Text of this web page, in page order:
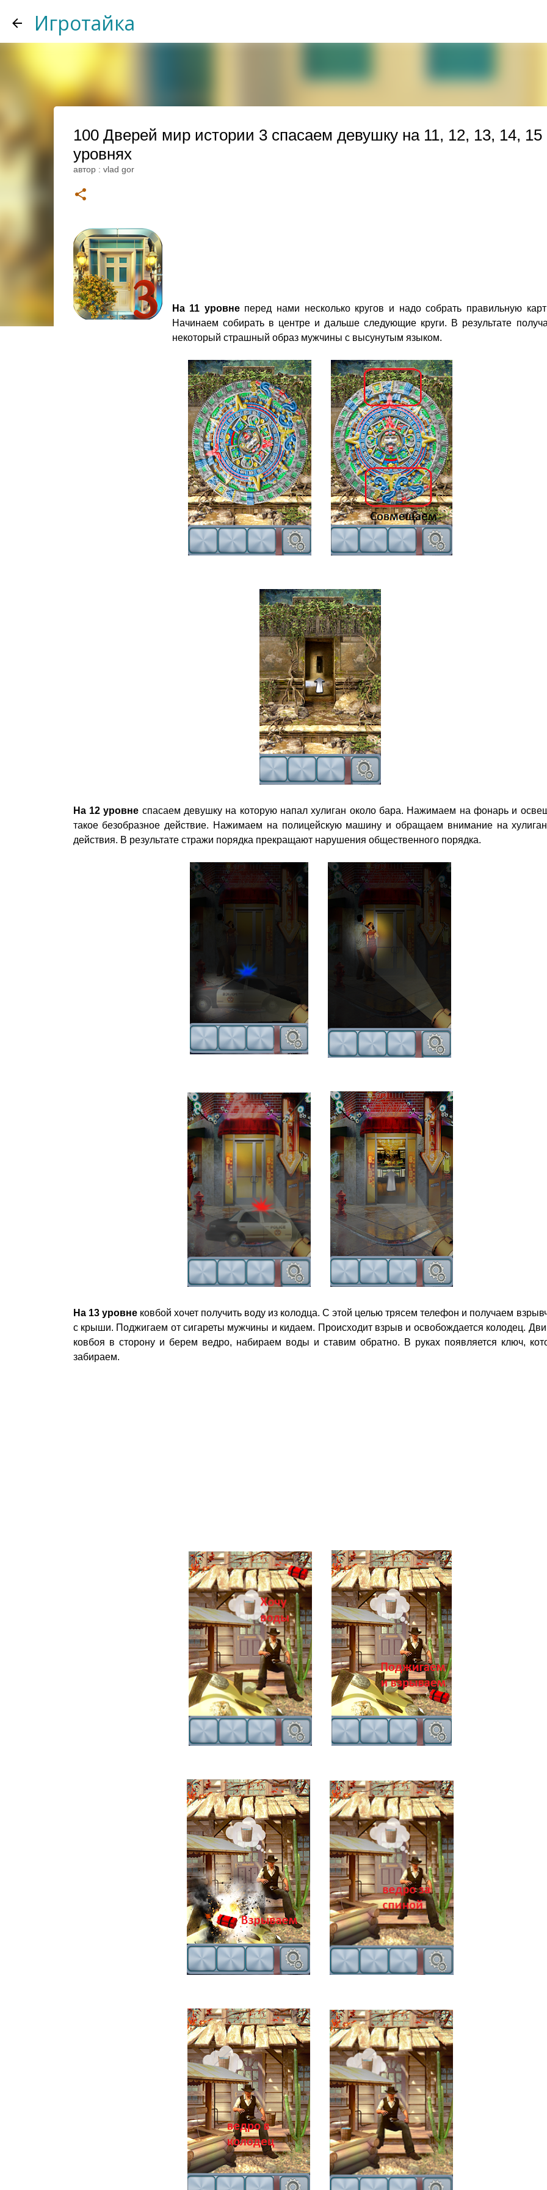
Игротайка
100 Дверей мир истории 3 спасаем девушку на 11, 12, 13, 14, 15
уровнях
автор : vlad gor
На 11 уровнеперед нами несколько кругов и надо собрать правильную
Начинаем собирать в центре и дальше следующие круги. В результате
некоторый страшный образ мужчины с высунутым языком.
На 12 уровне спасаем девушку на которую напал хулиган около бара. Нажимаем на фонарь и
такое безобразное действие. Нажимаем на полицейскую машину и обращаем внимание на
действия. В результате стражи порядка прекращают нарушения общественного порядка.
На 13 уровнековбой хочет получить воду из колодца. С этой целью трясем телефон и получаем
с крыши. Поджигаем от сигареты мужчины и кидаем. Происходит взрыв и освобождается колодец.
ковбоя в сторону и берем ведро, набираем воды и ставим обратно. В руках появляется ключ,
забираем.